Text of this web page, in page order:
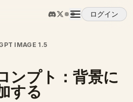
ログイン
IMAGE 1.5
ンプト：背景に
する